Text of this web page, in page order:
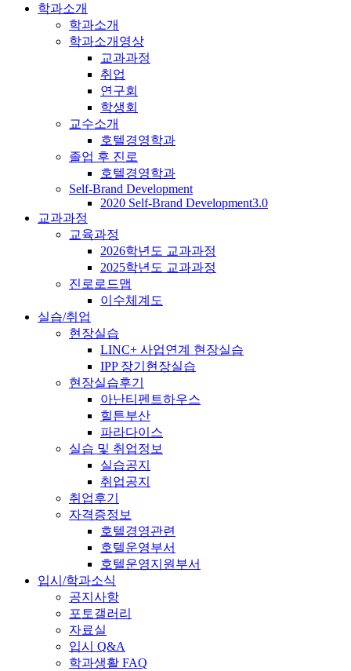
학과소개
학과소개
학과소개영상
교과과정
취업
연구회
학생회
교수소개
호텔경영학과
졸업 후 진로
호텔경영학과
Self-Brand Development
2020 Self-Brand Development3.0
교과과정
교육과정
2026학년도 교과과정
2025학년도 교과과정
진로로드맵
이수체계도
실습/취업
현장실습
LINC+ 사업연계 현장실습
IPP 장기현장실습
현장실습후기
아난티펜트하우스
힐튼부산
파라다이스
실습 및 취업정보
실습공지
취업공지
취업후기
자격증정보
호텔경영관련
호텔운영부서
호텔운영지원부서
입시/학과소식
공지사항
포토갤러리
자료실
입시 Q&A
학과생활 FAQ